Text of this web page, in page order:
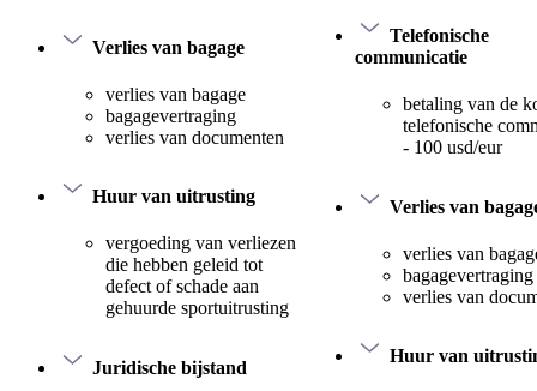
Verlies van bagage
verlies van bagage
bagagevertraging
verlies van documenten
Huur van uitrusting
vergoeding van verliezen
die hebben geleid tot
defect of schade aan
gehuurde sportuitrusting
Juridische bijstand
Telefonische
communicatie
betaling van de
telefonische
- 100 usd/eur
Verlies van
verlies van
bagagevertraging
verlies van
Huur van